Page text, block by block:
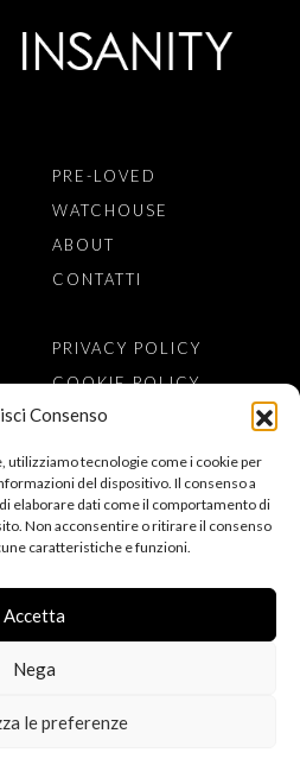
Consenso
tecnologie come i cookie per
del dispositivo. Il consenso a
elaborare dati come il comportamento di
Non acconsentire o ritirare il consenso
caratteristiche e funzioni.
Accetta
Nega
le preferenze
PRE-LOVED
WATCHOUSE
ABOUT
CONTATTI
PRIVACY POLICY
COOKIE POLICY
DEI MIEI DATI PERSONALI PER